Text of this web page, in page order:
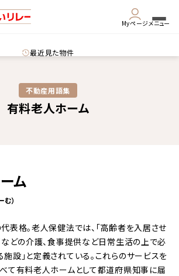
Myページメニュー
最近見た物件
不動産用語集​
有料老人ホーム
ム
）
表格。老人保健法では、「高齢者を入居させ
などの介護、食事提供など日常生活の上で必
設」と定義されている。これらのサービスを
て有料老人ホームとして都道府県知事に届